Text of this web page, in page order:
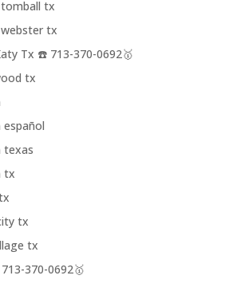
tx
tx
Tx ☎️ 713-370-0692🥇
tx
texas
tx
tx
tx
370-0692🥇